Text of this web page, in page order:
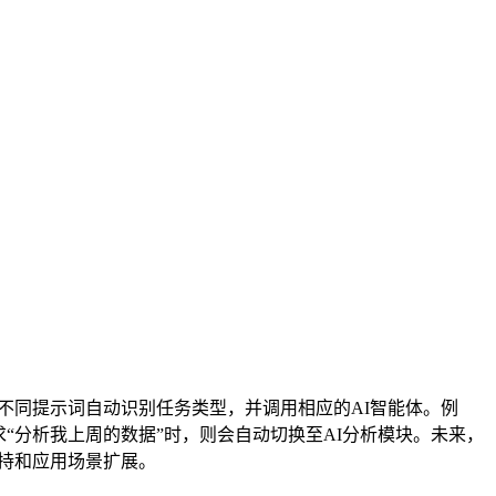
提示词自动识别任务类型，并调用相应的AI智能体。例
析我上周的数据”时，则会自动切换至AI分析模块。未来，
应用场景扩展。